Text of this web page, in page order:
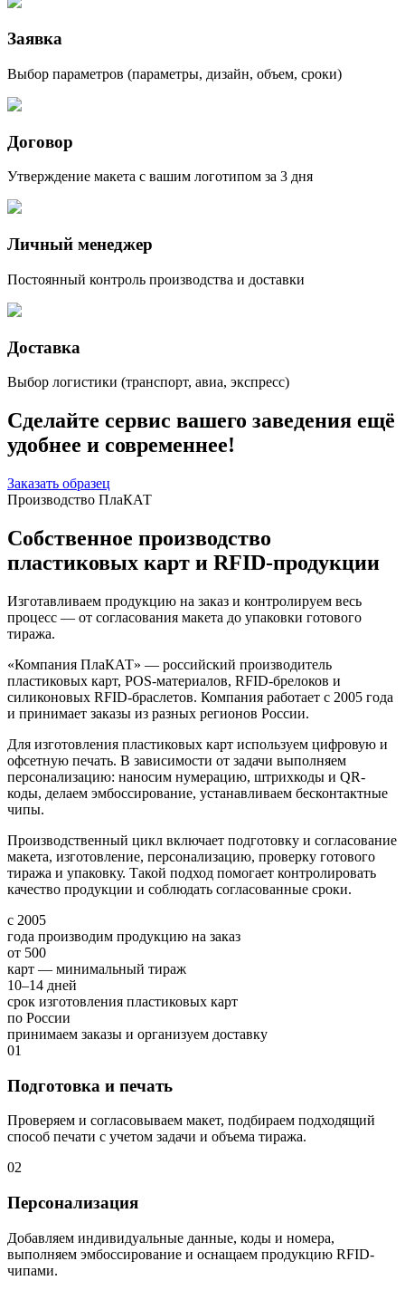
Заявка
Выбор параметров (параметры, дизайн, объем, сроки)
Договор
Утверждение макета с вашим логотипом за 3 дня
Личный менеджер
Постоянный контроль производства и доставки
Доставка
Выбор логистики (транспорт, авиа, экспресс)
Сделайте сервис вашего заведения ещё
удобнее и современнее!
Заказать образец
Производство ПлаКАТ
Собственное производство
пластиковых карт и RFID-продукции
Изготавливаем продукцию на заказ и контролируем весь
процесс — от согласования макета до упаковки готового
тиража.
«Компания ПлаКАТ» — российский производитель
пластиковых карт, POS-материалов, RFID-брелоков и
силиконовых RFID-браслетов. Компания работает с 2005 года
и принимает заказы из разных регионов России.
Для изготовления пластиковых карт используем цифровую и
офсетную печать. В зависимости от задачи выполняем
персонализацию: наносим нумерацию, штрихкоды и QR-
коды, делаем эмбоссирование, устанавливаем бесконтактные
чипы.
Производственный цикл включает подготовку и согласование
макета, изготовление, персонализацию, проверку готового
тиража и упаковку. Такой подход помогает контролировать
качество продукции и соблюдать согласованные сроки.
с 2005
года производим продукцию на заказ
от 500
карт — минимальный тираж
10–14 дней
срок изготовления пластиковых карт
по России
принимаем заказы и организуем доставку
01
Подготовка и печать
Проверяем и согласовываем макет, подбираем подходящий
способ печати с учетом задачи и объема тиража.
02
Персонализация
Добавляем индивидуальные данные, коды и номера,
выполняем эмбоссирование и оснащаем продукцию RFID-
чипами.